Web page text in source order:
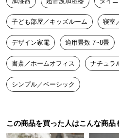
小
型
商
品
の
配
に
て
子ども部屋／キッズルーム 寝室
デザイン家電 適用畳数 7~8畳
書斎／ホームオフィス ナチュラ
シンプル／ベーシック
この商品を買った人はこんな商品